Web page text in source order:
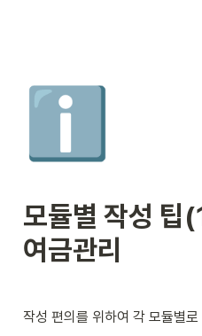
ℹ️
모듈별 작성 팁
여금관리
작성 편의를 위하여 각 모듈별